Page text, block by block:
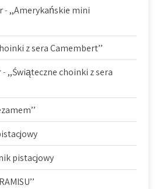
-,,Amerykańskie mini
z sera Camembert’’
-,,Świąteczne choinki z sera
pistacjowy